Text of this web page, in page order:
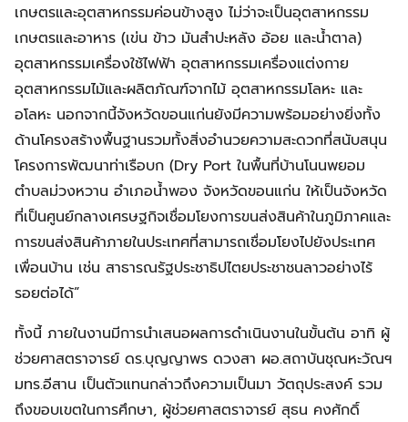
เกษตรและอุตสาหกรรมค่อนข้างสูง ไม่ว่าจะเป็นอุตสาหกรรม
เกษตรและอาหาร (เข่น ข้าว มันสำปะหลัง อ้อย และน้ำตาล)
อุตสาหกรรมเครื่องใช้ไฟฟ้า อุตสาหกรรมเครื่องแต่งกาย
อุตสาหกรรมไม้และผลิตภัณฑ์จากไม้ อุตสาหกรรมโลหะ และ
อโลหะ นอกจากนี้จังหวัดขอนแก่นยังมีความพร้อมอย่างยิ่งทั้ง
ด้านโครงสร้างพื้นฐานรวมทั้งสิ่งอำนวยความสะดวกที่สนับสนุน
โครงการพัฒนาท่าเรือบก (Dry Port ในพื้นที่บ้านโนนพยอม
ตำบลม่วงหวาน อำเภอน้ำพอง จังหวัดขอนแก่น ให้เป็นจังหวัด
ที่เป็นศูนย์กลางเศรษฐกิจเชื่อมโยงการขนส่งสินค้าในภูมิภาคและ
การขนส่งสินค้าภายในประเทศที่สามารถเชื่อมโยงไปยังประเทศ
เพื่อนบ้าน เช่น สาธารณรัฐประชาธิปไตยประชาชนลาวอย่างไร้
รอยต่อได้”
ทั้งนี้ ภายในงานมีการนำเสนอผลการดำเนินงานในขั้นต้น อาทิ ผู้
ช่วยศาสตราจารย์ ดร.บุญญาพร ดวงสา ผอ.สถาบันชุณหะวัณฯ
มทร.อีสาน เป็นตัวแทนกล่าวถึงความเป็นมา วัตถุประสงค์ รวม
ถึงขอบเขตในการศึกษา, ผู้ช่วยศาสตราจารย์ สุธน คงศักดิ์